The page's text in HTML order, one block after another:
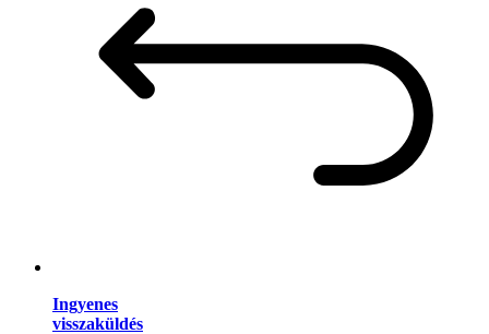
Ingyenes
visszaküldés